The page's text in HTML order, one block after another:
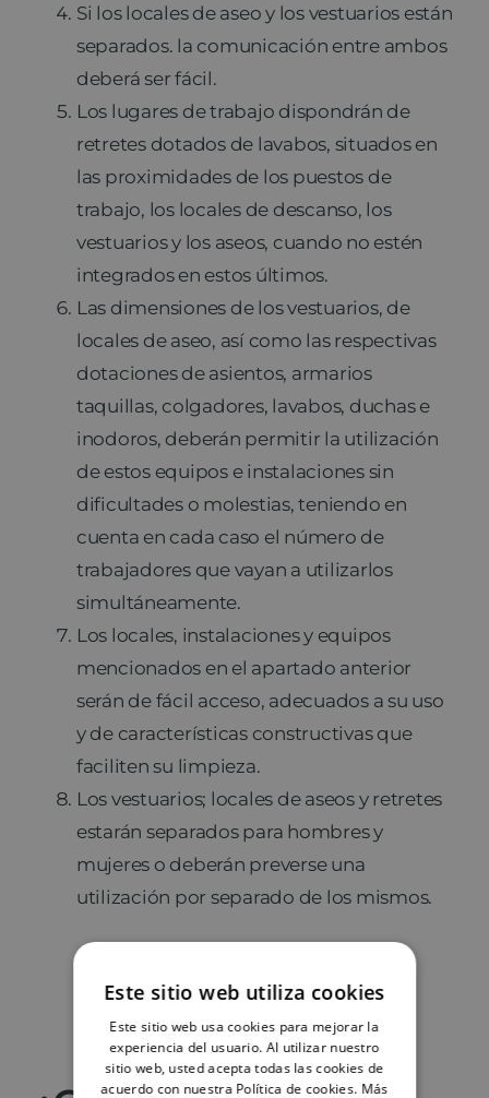
Si los locales de aseo y los vestuarios están
separados. la comunicación entre ambos
deberá ser fácil.
Los lugares de trabajo dispondrán de
retretes dotados de lavabos, situados en
las proximidades de los puestos de
trabajo, los locales de descanso, los
vestuarios y los aseos, cuando no estén
integrados en estos últimos.
Las dimensiones de los vestuarios, de
locales de aseo, así como las respectivas
dotaciones de asientos, armarios
taquillas, colgadores, lavabos, duchas e
inodoros, deberán permitir la utilización
de estos equipos e instalaciones sin
dificultades o molestias, teniendo en
cuenta en cada caso el número de
trabajadores que vayan a utilizarlos
simultáneamente.
Los locales, instalaciones y equipos
mencionados en el apartado anterior
serán de fácil acceso, adecuados a su uso
y de características constructivas que
faciliten su limpieza.
Los vestuarios; locales de aseos y retretes
estarán separados para hombres y
mujeres o deberán preverse una
utilización por separado de los mismos.
Este sitio web utiliza cookies
Este sitio web usa cookies para mejorar la
experiencia del usuario. Al utilizar nuestro
sitio web, usted acepta todas las cookies de
acuerdo con nuestra Política de cookies. Más